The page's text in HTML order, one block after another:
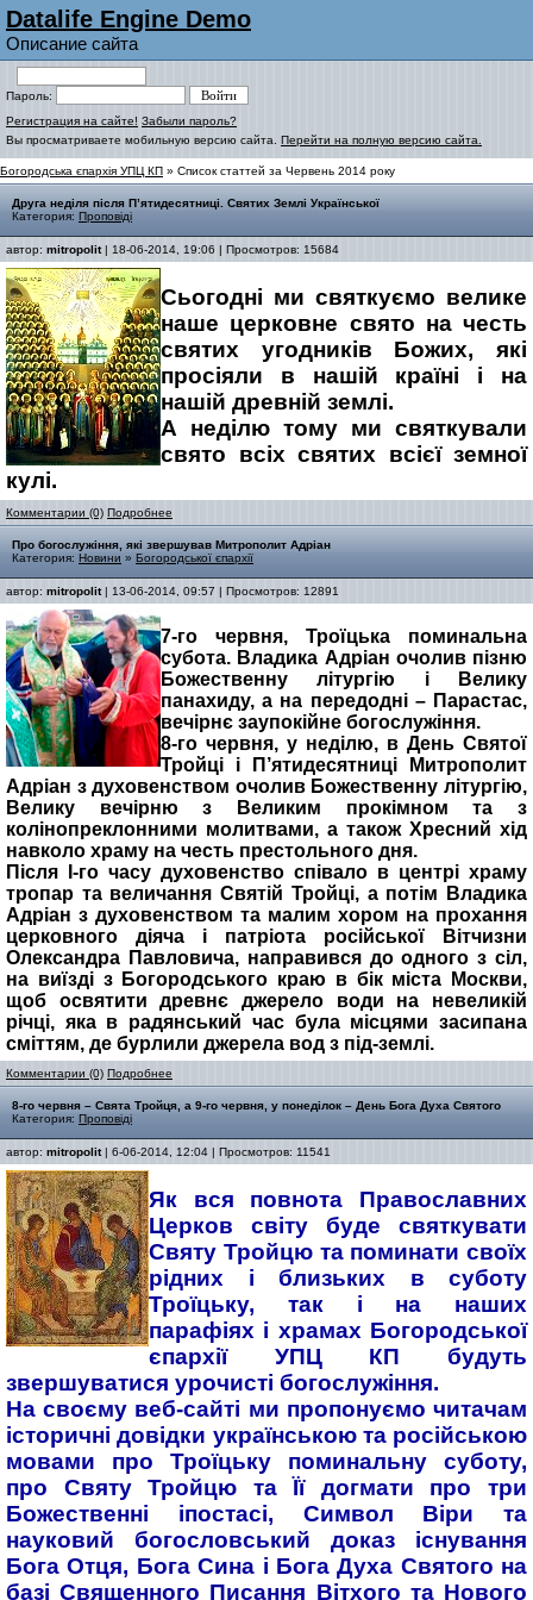
Datalife Engine Demo
Описание сайта
Пароль:
Регистрация на сайте! Забыли пароль?
Вы просматриваете мобильную версию сайта. Перейти на полную версию сайта.
Богородська єпархія УПЦ КП » Список статтей за Червень 2014 року
Друга неділя після П’ятидесятниці. Святих Землі Української
Категория: Проповіді
автор: mitropolit| 18-06-2014, 19:06 | Просмотров: 15684
Сьогодні ми святкуємо велике
наше церковне свято на честь
святих угодників Божих, які
просіяли в нашій країні і на
нашій древній землі.
А неділю тому ми святкували
свято всіх святих всієї земної
кулі.
Комментарии (0) Подробнее
Про богослужіння, які звершував Митрополит Адріан
Категория: Новини » Богородської єпархії
автор: mitropolit| 13-06-2014, 09:57 | Просмотров: 12891
7-го червня, Троїцька поминальна
субота. Владика Адріан очолив пізню
Божественну літургію і Велику
панахиду, а на передодні – Парастас,
вечірнє заупокійне богослужіння.
8-го червня, у неділю, в День Святої
Тройці і П’ятидесятниці Митрополит
Адріан з духовенством очолив Божественну літургію,
Велику вечірню з Великим прокімном та з
колінопреклонними молитвами, а також Хресний хід
навколо храму на честь престольного дня.
Після І-го часу духовенство співало в центрі храму
тропар та величання Святій Тройці, а потім Владика
Адріан з духовенством та малим хором на прохання
церковного діяча і патріота російської Вітчизни
Олександра Павловича, направився до одного з сіл,
на виїзді з Богородського краю в бік міста Москви,
щоб освятити древнє джерело води на невеликій
річці, яка в радянський час була місцями засипана
сміттям, де бурлили джерела вод з під-землі.
Комментарии (0) Подробнее
8-го червня – Свята Тройця, а 9-го червня, у понеділок – День Бога Духа Святого
Категория: Проповіді
автор: mitropolit| 6-06-2014, 12:04 | Просмотров: 11541
Як вся повнота Православних
Церков світу буде святкувати
Святу Тройцю та поминати своїх
рідних і близьких в суботу
Троїцьку, так і на наших
парафіях і храмах Богородської
єпархії УПЦ КП будуть
звершуватися урочисті богослужіння.
На своєму веб-сайті ми пропонуємо читачам
історичні довідки українською та російською
мовами про Троїцьку поминальну суботу,
про Святу Тройцю та Її догмати про три
Божественні іпостасі, Символ Віри та
науковий богословський доказ існування
Бога Отця, Бога Сина і Бога Духа Святого на
базі Священного Писання Вітхого та Нового